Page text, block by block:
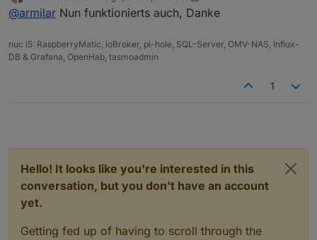
(kann nicht sagen, ob das je behoben wird)... und
kann...
IP zu unterbinden oder/und im Tasmota auf DHCP
stellen
Ich habe das Problem übrigens auch und habe alle
Offline last edited by JohGreAug 1, 2025, 1:11 PM
@armilar Nun funktionierts auch, Danke
nuc i5: RaspberryMatic, ioBroker, pi-hole, SQL-Server, OMV-NAS, Influx-
DB & Grafana, OpenHab, tasmoadmin
1
Hello! It looks like you're interested in this
conversation, but you don't have an account
yet.
Getting fed up of having to scroll through the